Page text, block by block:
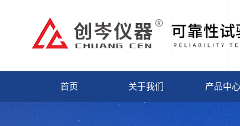
首页 关于我们 产品中心